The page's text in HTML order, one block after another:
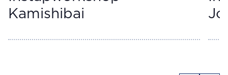
Kamishibai